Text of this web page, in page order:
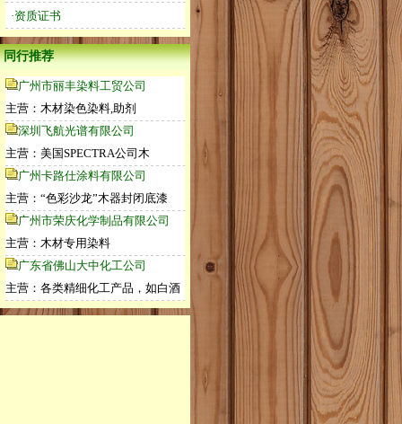
·资质证书
同行推荐
广州市丽丰染料工贸公司
主营：木材染色染料,助剂
深圳飞航光谱有限公司
主营：美国SPECTRA公司木
广州卡路仕涂料有限公司
主营：“色彩沙龙”木器封闭底漆
广州市荣庆化学制品有限公司
主营：木材专用染料
广东省佛山大中化工公司
主营：各类精细化工产品，如白酒